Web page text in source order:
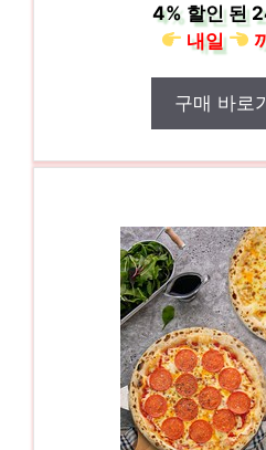
4%할인 된
내일
구매 바로